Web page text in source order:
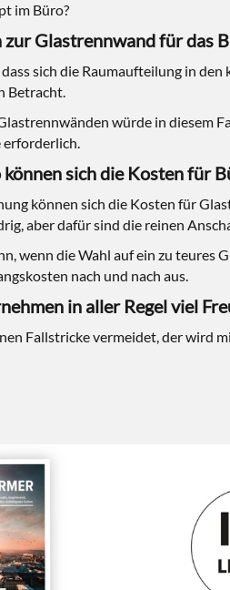
im Büro?
Glastrennwand für das
sich die Raumaufteilung in
Betracht.
würde in diesem
erforderlich.
können sich die Kosten für
können sich die Kosten für
aber dafür sind die reinen
wenn die Wahl auf ein zu teures
nach und nach aus.
in aller Regel viel
Fallstricke vermeidet, der wird